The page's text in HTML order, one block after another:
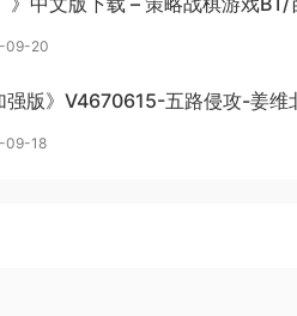
09-20
强版》V4670615-五路侵攻-姜维
文版百度网盘下载
09-18